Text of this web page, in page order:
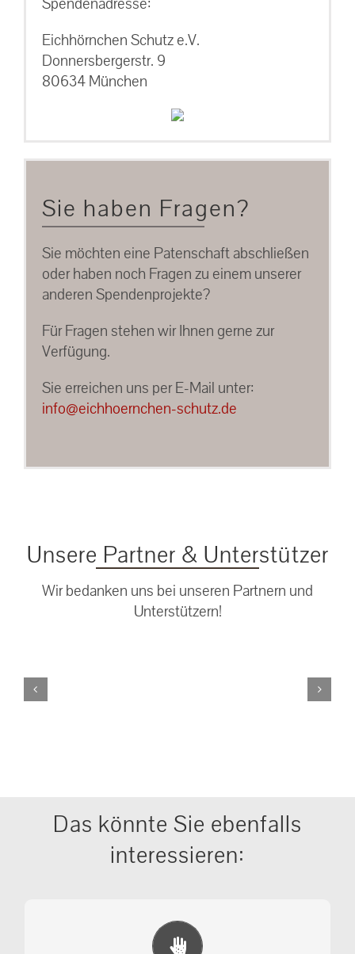
Eichhörnchen Schutz e.V.
Donnersbergerstr. 9
80634 München
Sie haben Fragen?
Sie möchten eine Patenschaft abschließen
oder haben noch Fragen zu einem unserer
anderen Spendenprojekte?
Für Fragen stehen wir Ihnen gerne zur
Verfügung.
Sie erreichen uns per E-Mail unter:
info@eichhoernchen-schutz.de
Unsere Partner & Unterstützer
Wir bedanken uns bei unseren Partnern und
Unterstützern!
Das könnte Sie ebenfalls
interessieren:
Erste Hilfe Maßnahmen